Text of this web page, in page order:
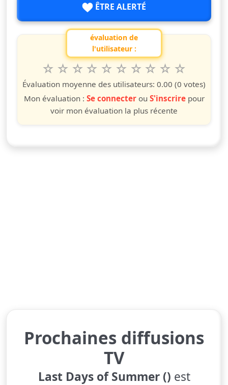
ÊTRE ALERTÉ
évaluation de
l'utilisateur :
questo spettacolo da 1 a 10 étoiles
10
étoiles
9
étoiles
8
étoiles
7
étoiles
6
étoiles
5
étoiles
4
étoiles
3
étoiles
2
étoiles
étoile
Évaluation moyenne des utilisateurs: 0.00 (0 votes)
Mon évaluation : Se connecterou S'inscrirepour
voir mon évaluation la plus récente
Prochaines diffusions
TV
Last Days of Summer () est